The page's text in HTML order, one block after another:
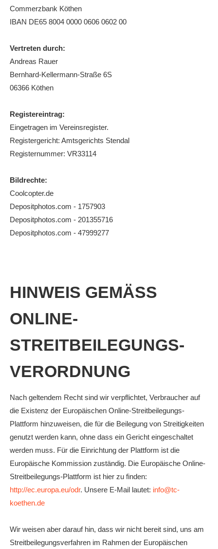
Die Fotos
Punktspiele
Punktspiele Wintersaison 2025/2026
TRAINING
Trainingszeiten
Trainer
Kinder- und Jugendtraining
EVENTS & TURNIERE
Anhalt Open Senioren
Jugend 2026
Vereinsturniere 2026
Commerzbank Köthen
IBAN DE65 8004 0000 0606 0602 00
Vertreten durch:
Andreas Rauer
Bernhard-Kellermann-Straße 6S
06366 Köthen
Registereintrag:
Eingetragen im Vereinsregister.
Registergericht: Amtsgerichts Stendal
Registernummer: VR33114
Bildrechte:
Coolcopter.de
Depositphotos.com - 1757903
Depositphotos.com - 201355716
Depositphotos.com - 47999277
HINWEIS GEMÄSS O
NLINE-S
TREITBEILEGUNGS-V
ERORDNUNG
Nach geltendem Recht sind wir verpflichtet, Verbraucher auf
die Existenz der Europäischen Online-Streitbeilegungs-
Plattform hinzuweisen, die für die Beilegung von Streitigkeiten
genutzt werden kann, ohne dass ein Gericht eingeschaltet
werden muss. Für die Einrichtung der Plattform ist die
Europäische Kommission zuständig. Die Europäische Online-
Streitbeilegungs-Plattform ist hier zu finden:
http://ec.europa.eu/odr. Unsere E-Mail lautet: info@tc-
koethen.de
Wir weisen aber darauf hin, dass wir nicht bereit sind, uns am
Streitbeilegungsverfahren im Rahmen der Europäischen